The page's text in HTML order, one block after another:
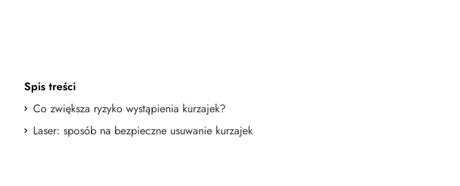
Spis treści
Co zwiększa ryzyko wystąpienia kurzajek?
Laser: sposób na bezpieczne usuwanie kurzajek